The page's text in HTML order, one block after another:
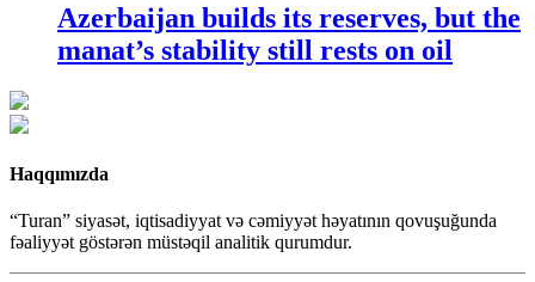
Azerbaijan builds its reserves, but the
manat’s stability still rests on oil
Haqqımızda
“Turan” siyasət, iqtisadiyyat və cəmiyyət həyatının qovuşuğunda
fəaliyyət göstərən müstəqil analitik qurumdur.